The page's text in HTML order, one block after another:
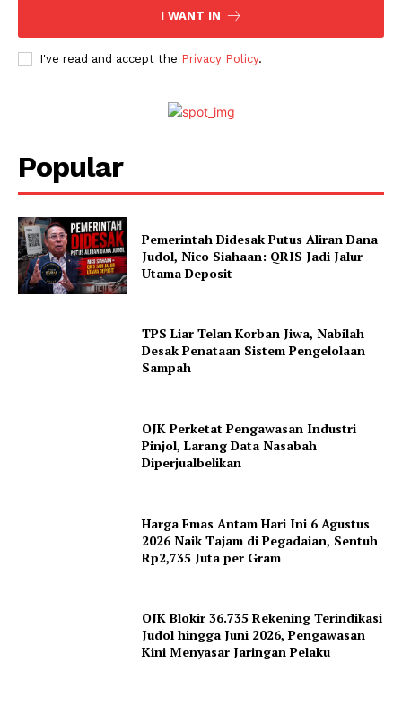
I WANT IN
I've read and accept the Privacy Policy.
Popular
Pemerintah Didesak Putus Aliran Dana
Judol, Nico Siahaan: QRIS Jadi Jalur
Utama Deposit
TPS Liar Telan Korban Jiwa, Nabilah
Desak Penataan Sistem Pengelolaan
Sampah
OJK Perketat Pengawasan Industri
Pinjol, Larang Data Nasabah
Diperjualbelikan
Harga Emas Antam Hari Ini 6 Agustus
2026 Naik Tajam di Pegadaian, Sentuh
Rp2,735 Juta per Gram
OJK Blokir 36.735 Rekening Terindikasi
Judol hingga Juni 2026, Pengawasan
Kini Menyasar Jaringan Pelaku